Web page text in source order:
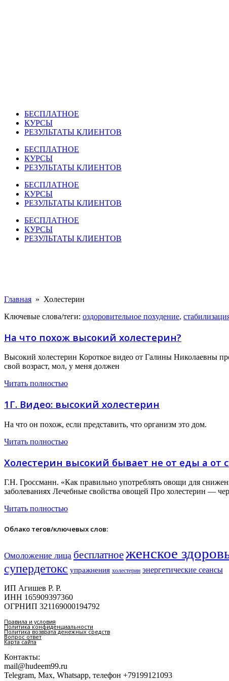
БЕСПЛАТНОЕ
КУРСЫ
РЕЗУЛЬТАТЫ КЛИЕНТОВ
БЕСПЛАТНОЕ
КУРСЫ
РЕЗУЛЬТАТЫ КЛИЕНТОВ
БЕСПЛАТНОЕ
КУРСЫ
РЕЗУЛЬТАТЫ КЛИЕНТОВ
БЕСПЛАТНОЕ
КУРСЫ
РЕЗУЛЬТАТЫ КЛИЕНТОВ
Главная » Холестерин
Ключевые слова/теги: оздоровительное похудение,
На что похож высокий холестерин?
Высокий холестерин Короткое видео от Галины Николаевны
свой возраст, мол, у меня должен
Читать полностью
1Г. Видео: высокий холестерин
На что он похож, если представить, что организм это дом.
Читать полностью
Холестерин высокий бывает не от еды а от
Г.Н. Гроссманн. «Как правильно употреблять овощи для
заболеваниях Лечебные свойства овощей Про холестерин —
Читать полностью
Облако тегов/ключевых слов:
Омоложение лица бесплатноеженское
супердетокс упражнения холестерин энергетические сеансы
ИП Агишев Р. Р.
ИНН 165909397360
ОГРНИП 321169000194792
Правила и условия
Политика конфиденциальности
Политика возврата денежных средств
Вопрос ответ
Карта сайта
Контакты:
mail@hudeem99.ru
Telegram, Max, Whatsapp, телефон +79199121093